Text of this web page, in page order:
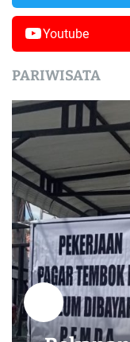
Youtube
PARIWISATA